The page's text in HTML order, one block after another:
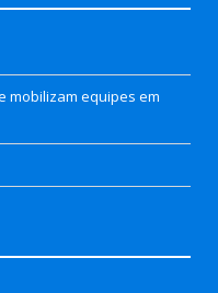
mobilizam equipes em